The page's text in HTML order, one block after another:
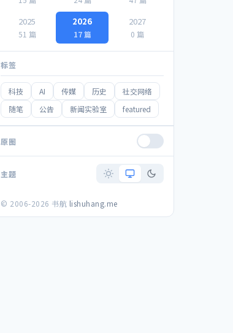
2025
51 篇
2026
17 篇
2027
0 篇
标签
科技 AI 传媒 历史
社交网络
随笔
公告 新闻实验室 featured
原图
主题
© 2006-2026 书航 lishuhang.me